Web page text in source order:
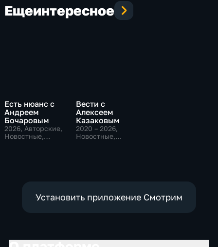
Ещеинтересное
Есть нюанс с
Андреем
Бочаровым
2026, Авторские,
Новостные,
Вести с
Алексеем
Казаковым
2020 – 2026,
Новостные,
Установить приложение Смотрим